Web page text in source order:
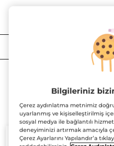
Bilgileriniz
Çerez aydınlatma metnimiz
uyarlanmış ve kişiselleştirilmiş
sosyal medya ile bağlantılı
deneyiminizi artırmak amacıyla
Çerez Ayarlarını Yapılandır’a